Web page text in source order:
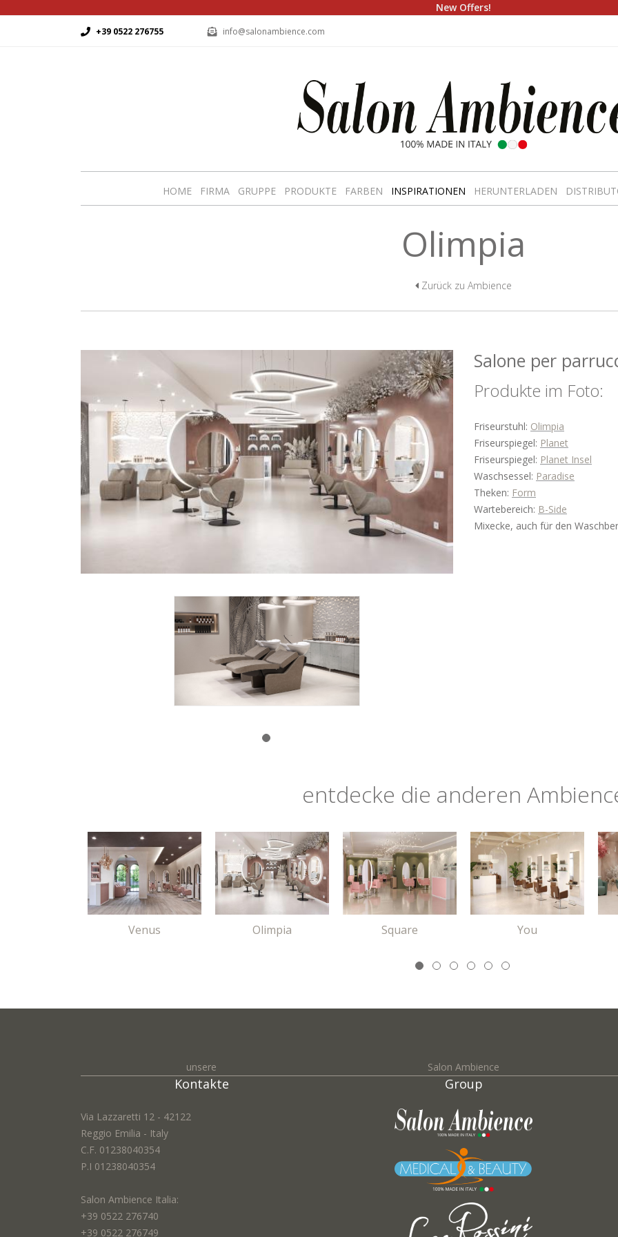
New Offers!
+39 0522 276755 info@salonambience.com
HOME FIRMA GRUPPE PRODUKTE FARBEN INSPIRATIONEN HERUNTERLADEN
Olimpia
Zurück zu Ambience
Salone per
Produkte im Foto:
Friseurstuhl: Olimpia
Friseurspiegel: Planet
Friseurspiegel: Planet Insel
Waschsessel: Paradise
Theken: Form
Wartebereich: B-Side
Mixecke, auch für den
entdecke die anderen
Venus Olimpia Square You
unsere
Kontakte
Via Lazzaretti 12 - 42122
Reggio Emilia - Italy
C.F. 01238040354
P.I 01238040354
Salon Ambience Italia:
+39 0522 276740
+39 0522 276749
Salon Ambience
Group